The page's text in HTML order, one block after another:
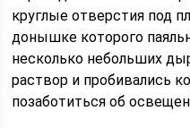
круглые отверстия под
донышке которого
несколько небольших
раствор и пробивались
позаботиться об